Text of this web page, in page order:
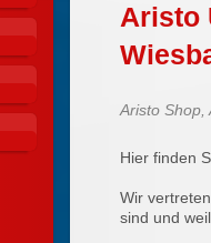
Aristo
Aristo Shop,
Hier finden
Wir
sind und